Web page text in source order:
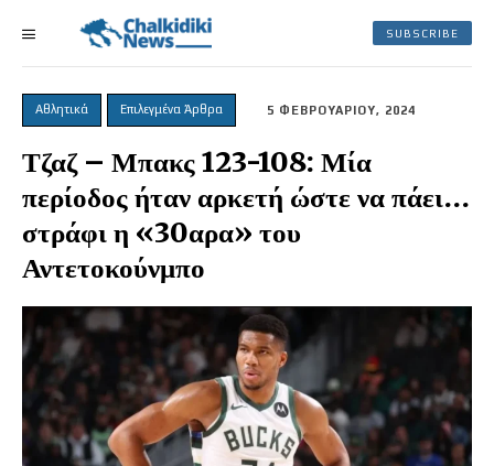
SUBSCRIBE
Αθλητικά Επιλεγμένα Άρθρα 5 ΦΕΒΡΟΥΑΡΙΟΥ, 2024
Τζαζ – Μπακς 123-108: Μία
περίοδος ήταν αρκετή ώστε να πάει…
στράφι η «30αρα» του
Αντετοκούνμπο